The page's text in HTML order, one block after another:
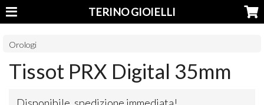
TERINO GIOIELLI
Orologi
Tissot PRX Digital 35mm